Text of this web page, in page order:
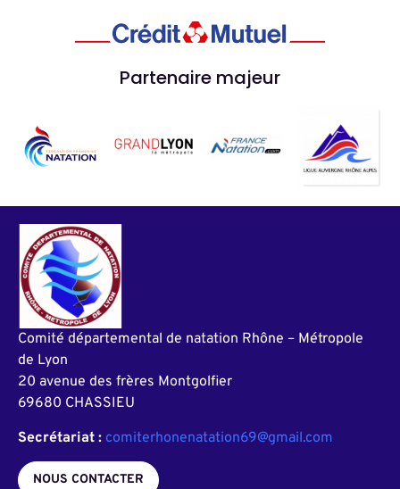
Partenaire majeur
Comité départemental de natation Rhône – Métropole
de Lyon
20 avenue des frères Montgolfier
69680 CHASSIEU
Secrétariat : comiterhonenatation69@gmail.com
NOUS CONTACTER